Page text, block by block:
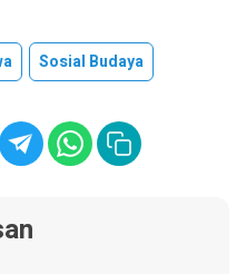
Sosial Budaya